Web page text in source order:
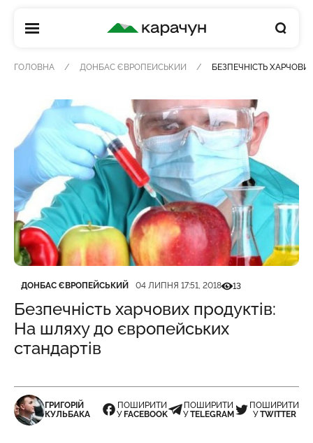
КАРАЧУН
ГОЛОВНА ДОНБАС ЄВРОПЕЙСЬКИЙ БЕЗПЕЧНІСТЬ
Категорія
ДОНБАС ЄВРОПЕЙСЬКИЙ
Дата публікації 04 ЛИПНЯ 17:51, 2018Кількість переглядів
13
Безпечність харчових продуктів:
На шляху до європейських
стандартів
ГРИГОРІЙ
КУЛЬБАКА
ПОШИРИТИ
У FACEBOOK
ПОШИРИТИ
УTELEGRAM
ПОШИРИТИ
УTWITTER